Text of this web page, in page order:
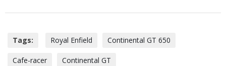
Tags: Royal Enfield Continental GT 650
Cafe-racer Continental GT